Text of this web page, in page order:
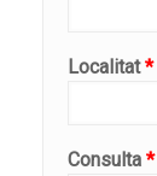
Localitat*
Consulta*